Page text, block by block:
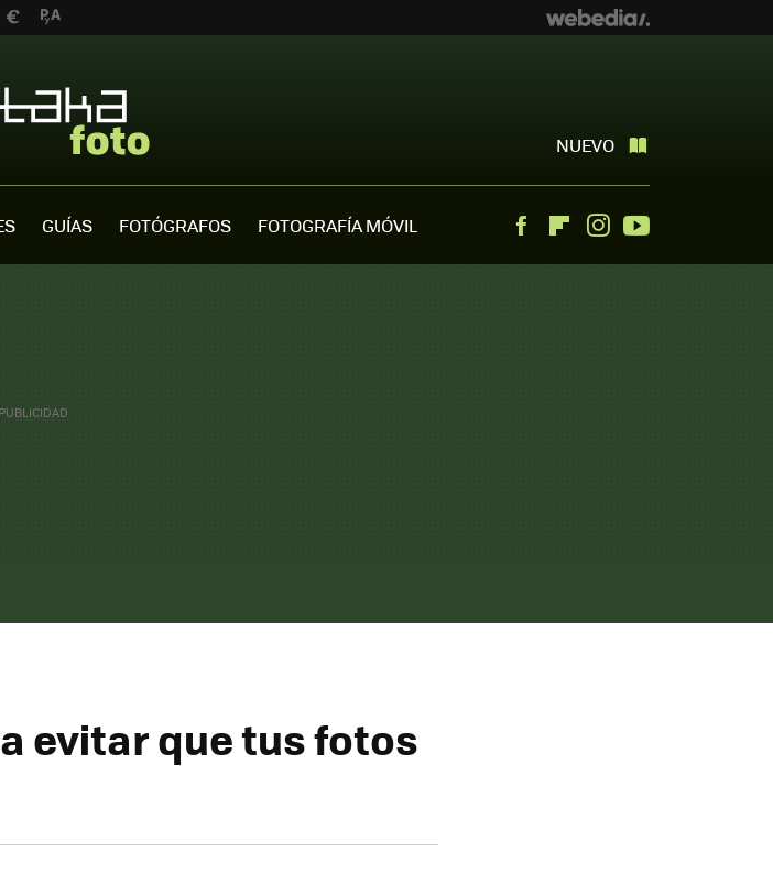
NUEVO
GUÍAS FOTÓGRAFOS FOTOGRAFÍA MÓVIL FacebookFlipboardInstagram
evitar que tus fotos